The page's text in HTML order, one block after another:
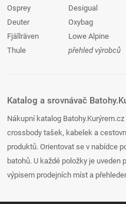
Osprey
Deuter
Fjällräven
Thule
Desigual
Oxybag
Lowe Alpine
přehled výrobců
Katalog a srovnávač
Nákupní katalog
crossbody tašek, kabelek a
produktů. Orientovat se v nabídce
batohů. U každé položky je uveden
výpisem prodejních míst a